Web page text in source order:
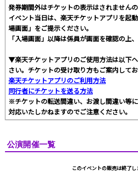
発券期間外はチケットの表示はされませんの
イベント当日は、楽天チケットアプリを起
場画面」をご提示ください。
「入場画面」以降は係員が画面を確認の上
▼楽天チケットアプリのご使用方法は以下
さい。チケットの受け取り方もご案内してお
楽天チケットアプリのご利用方法
同行者にチケットを送る方法
※チケットの転送間違い、お渡し間違い等
対応いたしかねますのでご注意ください。
公演開催一覧
このイベントの販売は終了